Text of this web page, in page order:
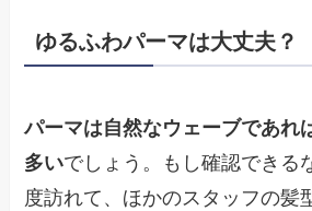
ゆるふわパーマは大丈夫？
パーマは自然なウェーブであれ
多いでしょう。もし確認できる
度訪れて、ほかのスタッフの髪